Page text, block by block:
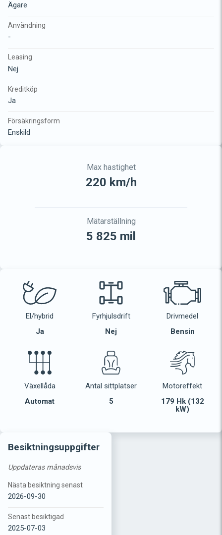
Ägare
Användning
-
Leasing
Nej
Kreditköp
Ja
Försäkringsform
Enskild
Max hastighet
220 km/h
Mätarställning
5 825 mil
El/hybrid
Ja
Fyrhjulsdrift
Nej
Drivmedel
Bensin
Växellåda
Automat
Antal sittplatser
5
Motoreffekt
179 Hk (132
kW)
Besiktningsuppgifter
Uppdateras månadsvis
Nästa besiktning senast
2026-09-30
Senast besiktigad
2025-07-03